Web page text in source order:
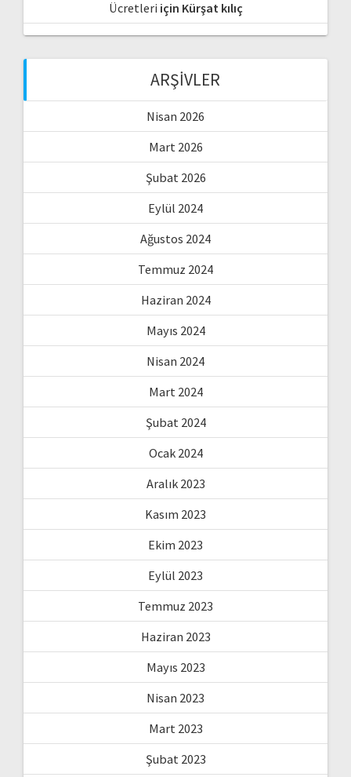
Ücretleri için Kürşat kılıç
ARŞIVLER
Nisan 2026
Mart 2026
Şubat 2026
Eylül 2024
Ağustos 2024
Temmuz 2024
Haziran 2024
Mayıs 2024
Nisan 2024
Mart 2024
Şubat 2024
Ocak 2024
Aralık 2023
Kasım 2023
Ekim 2023
Eylül 2023
Temmuz 2023
Haziran 2023
Mayıs 2023
Nisan 2023
Mart 2023
Şubat 2023